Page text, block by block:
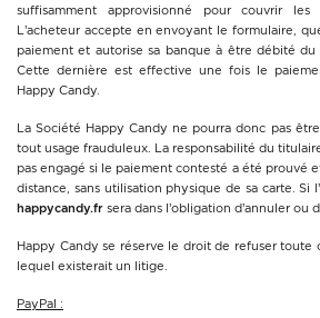
suffisamment approvisionné pour couvrir
L’acheteur accepte en envoyant le formulaire,
paiement et autorise sa banque à être débité
Cette dernière est effective une fois le
Happy Candy.
La Société Happy Candy ne pourra donc pas
tout usage frauduleux. La responsabilité du
pas engagé si le paiement contesté a été prouvé
distance, sans utilisation physique de sa carte. Si
happycandy.fr sera dans l’obligation d’annuler ou
Happy Candy se réserve le droit de refuser toute
lequel existerait un litige.
PayPal :